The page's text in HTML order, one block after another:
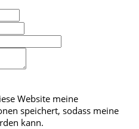
Website meine
speichert, sodass meine
kann.